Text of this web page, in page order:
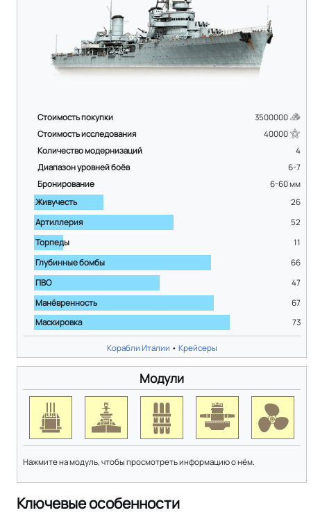
Стоимость покупки
3500000
Стоимость исследования
40000
Количество модернизаций
4
Диапазон уровней боёв
6-7
Бронирование
6-60мм
Живучесть
26
Артиллерия
52
Торпеды
11
Глубинные бомбы
66
ПВО
47
Манёвренность
67
Маскировка
73
Корабли Италии • Крейсеры
Модули
Нажмите на модуль, чтобы просмотреть информацию о нём.
Ключевые особенности